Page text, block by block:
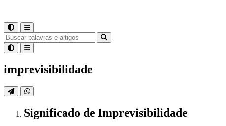
imprevisibilidade
Significado de Imprevisibilidade